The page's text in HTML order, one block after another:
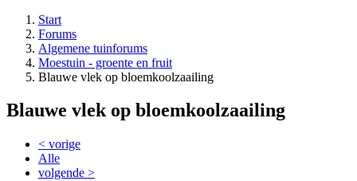
Start
Forums
Algemene tuinforums
Moestuin - groente en fruit
Blauwe vlek op bloemkoolzaailing
Blauwe vlek op bloemkoolzaailing
< vorige
Alle
volgende >